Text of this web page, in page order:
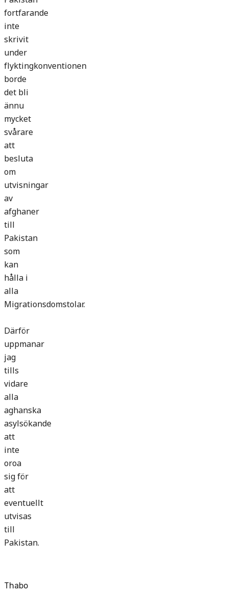
fortfarande
inte
skrivit
under
flyktingkonventionen
borde
det bli
ännu
mycket
svårare
att
besluta
om
utvisningar
av
afghaner
till
Pakistan
som
kan
hålla i
alla
Migrationsdomstolar.
Därför
uppmanar
jag
tills
vidare
alla
aghanska
asylsökande
att
inte
oroa
sig för
att
eventuellt
utvisas
till
Pakistan.
Thabo